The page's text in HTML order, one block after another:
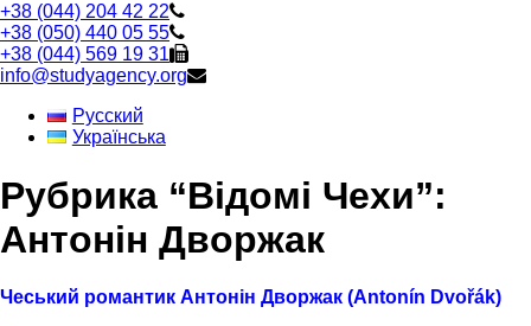
+38 (044) 204 42 22
+38 (050) 440 05 55
+38 (044) 569 19 31
info@studyagency.org
Русский
Українська
Рубрика “Відомі Чехи”:
Антонін Дворжак
Чеський романтик Антонін Дворжак (Antonín Dvořák)